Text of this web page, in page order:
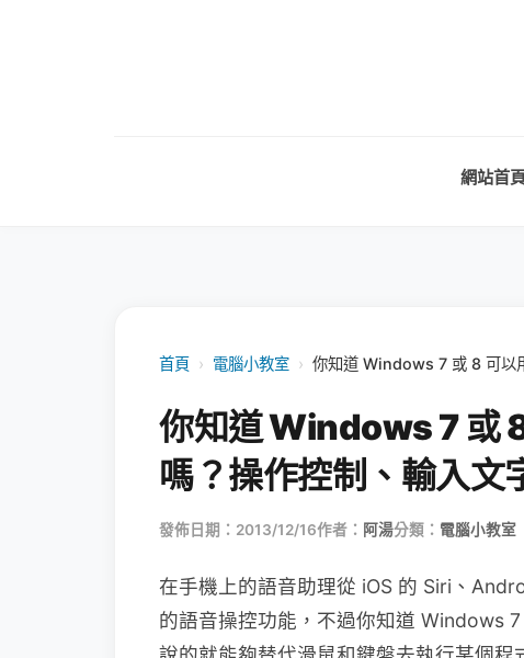
網站首
首頁 › 電腦小教室 › 你知道 Windows 7 或 8 可以
你知道 Windows 7 或
嗎？操作控制、輸入文
發佈日期：2013/12/16作者： 阿湯分類： 電腦小教室
在手機上的語音助理從 iOS 的 Siri、
的語音操控功能，不過你知道 Windows